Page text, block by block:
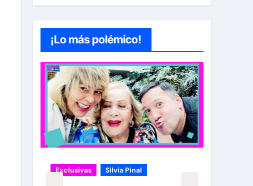
¡Lo más polémico!
Exclusivas Silvia Pinal